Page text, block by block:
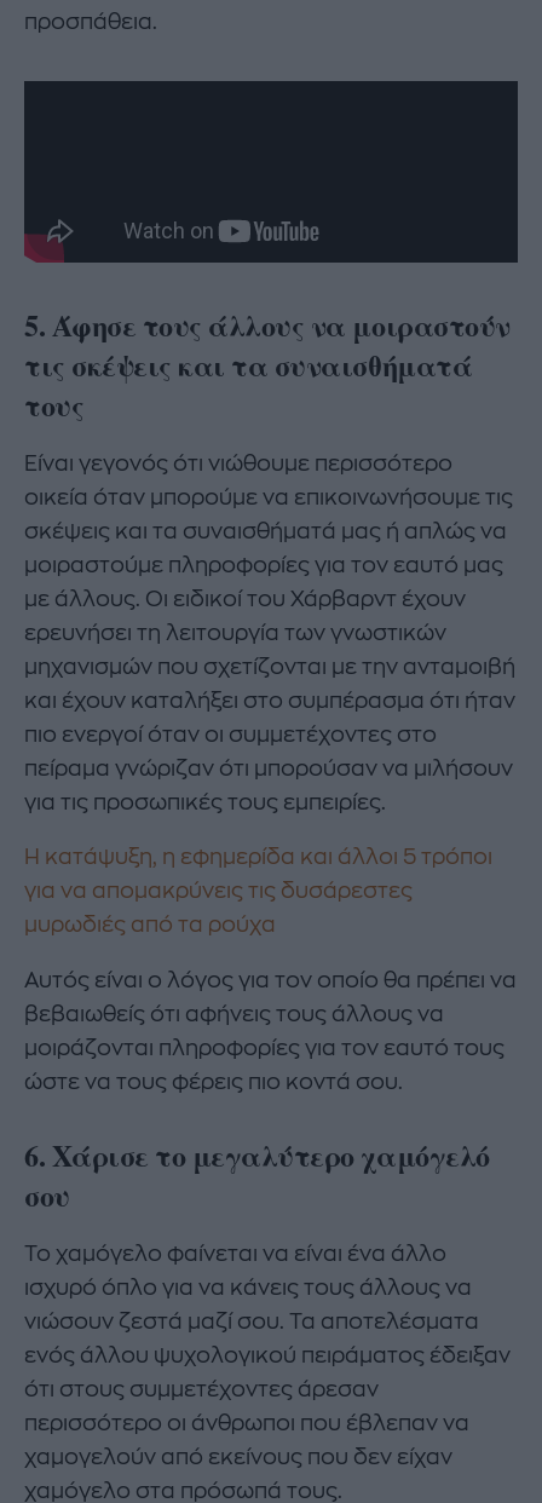
προσπάθεια.
5. Άφησε τους άλλους να μοιραστούν
τις σκέψεις και τα συναισθήματά
τους
Είναι γεγονός ότι νιώθουμε περισσότερο
οικεία όταν μπορούμε να επικοινωνήσουμε τις
σκέψεις και τα συναισθήματά μας ή απλώς να
μοιραστούμε πληροφορίες για τον εαυτό μας
με άλλους. Οι ειδικοί του Χάρβαρντ έχουν
ερευνήσει τη λειτουργία των γνωστικών
μηχανισμών που σχετίζονται με την ανταμοιβή
και έχουν καταλήξει στο συμπέρασμα ότι ήταν
πιο ενεργοί όταν οι συμμετέχοντες στο
πείραμα γνώριζαν ότι μπορούσαν να μιλήσουν
για τις προσωπικές τους εμπειρίες.
Η κατάψυξη, η εφημερίδα και άλλοι 5 τρόποι
για να απομακρύνεις τις δυσάρεστες
μυρωδιές από τα ρούχα
Αυτός είναι ο λόγος για τον οποίο θα πρέπει να
βεβαιωθείς ότι αφήνεις τους άλλους να
μοιράζονται πληροφορίες για τον εαυτό τους
ώστε να τους φέρεις πιο κοντά σου.
6. Χάρισε το μεγαλύτερο χαμόγελό
σου
Το χαμόγελο φαίνεται να είναι ένα άλλο
ισχυρό όπλο για να κάνεις τους άλλους να
νιώσουν ζεστά μαζί σου. Τα αποτελέσματα
ενός άλλου ψυχολογικού πειράματος έδειξαν
ότι στους συμμετέχοντες άρεσαν
περισσότερο οι άνθρωποι που έβλεπαν να
χαμογελούν από εκείνους που δεν είχαν
χαμόγελο στα πρόσωπά τους.